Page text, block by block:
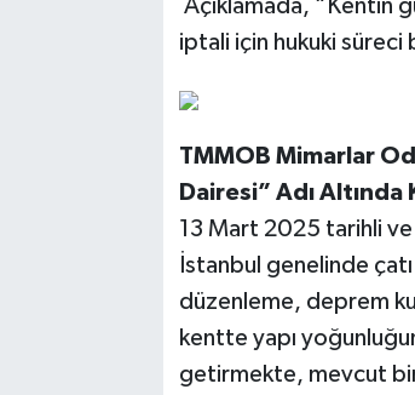
Açıklamada, “Kentin
iptali için hukuki süreci
TMMOB Mimarlar
Dairesi” Adı Altında
13 Mart 2025 tarihli ve
İstanbul genelinde
düzenleme, deprem
kentte yapı
getirmekte, mevcut